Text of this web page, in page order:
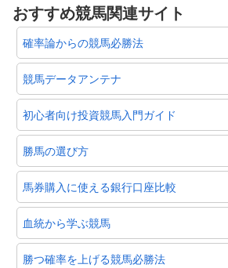
おすすめ競馬関連サイト
確率論からの競馬必勝法
競馬データアンテナ
初心者向け投資競馬入門ガイド
勝馬の選び方
馬券購入に使える銀行口座比較
血統から学ぶ競馬
勝つ確率を上げる競馬必勝法